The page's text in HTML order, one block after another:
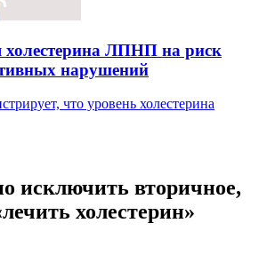
холестерина ЛПНП на риск
нарушений
что уровень холестерина
исключить вторичное,
холестерин»